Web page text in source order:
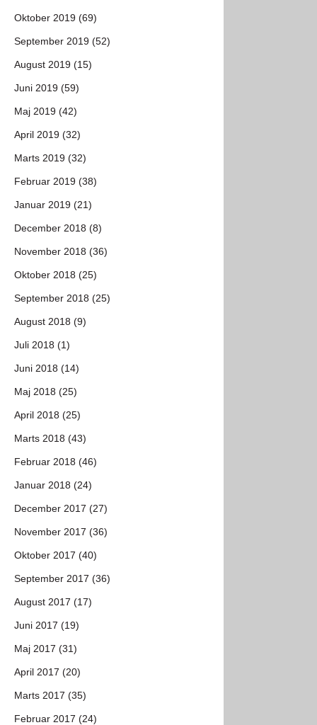
Oktober 2019 (69)
September 2019 (52)
August 2019 (15)
Juni 2019 (59)
Maj 2019 (42)
April 2019 (32)
Marts 2019 (32)
Februar 2019 (38)
Januar 2019 (21)
December 2018 (8)
November 2018 (36)
Oktober 2018 (25)
September 2018 (25)
August 2018 (9)
Juli 2018 (1)
Juni 2018 (14)
Maj 2018 (25)
April 2018 (25)
Marts 2018 (43)
Februar 2018 (46)
Januar 2018 (24)
December 2017 (27)
November 2017 (36)
Oktober 2017 (40)
September 2017 (36)
August 2017 (17)
Juni 2017 (19)
Maj 2017 (31)
April 2017 (20)
Marts 2017 (35)
Februar 2017 (24)